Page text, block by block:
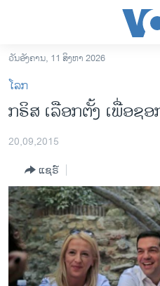
ເຂົ້າ
ຫາ
ຂ້າມ
ໄປ
ຊອກ
ຄົ້ນ
ລາວ
ການເລືອກຕັ້ງ ປະທານາທີບໍດີ ສະຫະ
ຂ່າວ​ຈີນ
ໂລກ
ເອເຊຍ
ອິດສະຫຼະພາບດ້ານການຂ່າວ
ຊີວິດຊາວລາວ
ວັນອັງຄານ, 11 ສິງຫາ 2026
ໂລກ
ກຣິສ ເລືອກຕັ້ງ ເພື່ອຊ
20,09,2015
ແຊຣ໌